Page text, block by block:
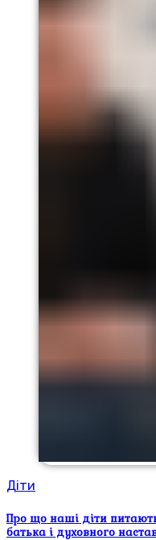
Діти
Про що наші діти
батька і духовного